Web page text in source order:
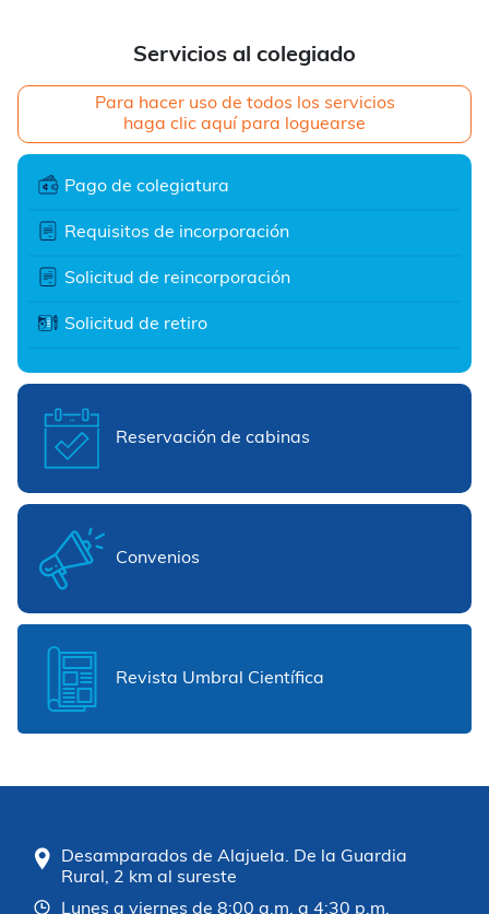
Servicios al colegiado
Para hacer uso de todos los servicios
haga clic aquí para loguearse
Pago de colegiatura
Requisitos de incorporación
Solicitud de reincorporación
Solicitud de retiro
Reservación de cabinas
Convenios
Revista Umbral Científica
Desamparados de Alajuela. De la Guardia
Rural, 2 km al sureste
Lunes a viernes de 8:00 a.m. a 4:30 p.m.